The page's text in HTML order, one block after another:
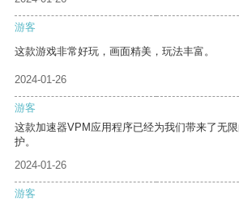
游客
这款游戏非常好玩，画面精美，玩法丰富。
2024-01-26
游客
这款加速器VPM应用程序已经为我们带来了无
护。
2024-01-26
游客